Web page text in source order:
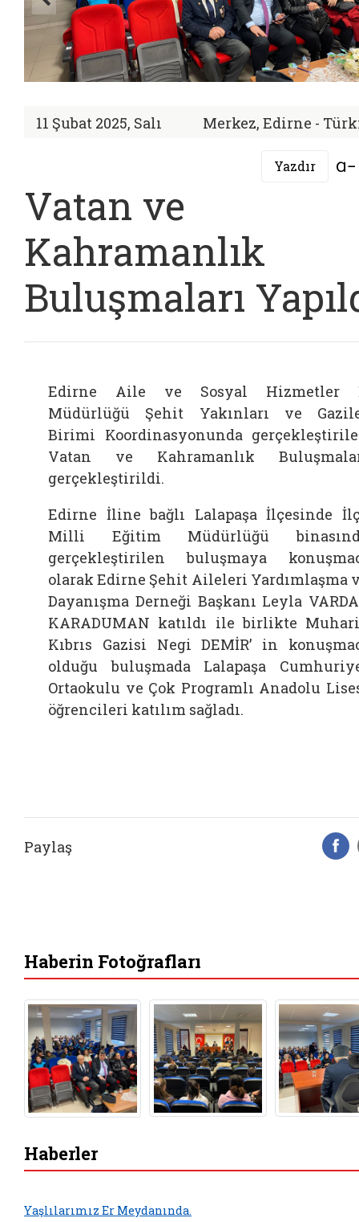
11 Şubat 2025, Salı Merkez, Edirne -
Yazdır
Vatan ve
Kahramanlık
Buluşmaları
Edirne Aile ve Sosyal Hizmetler
Müdürlüğü Şehit Yakınları ve
Birimi Koordinasyonunda
Vatan ve Kahramanlık
gerçekleştirildi.
Edirne İline bağlı Lalapaşa İlçesinde
Milli Eğitim Müdürlüğü
gerçekleştirilen buluşmaya
olarak Edirne Şehit Aileleri Yardımlaşma
Dayanışma Derneği Başkanı Leyla
KARADUMAN katıldı ile birlikte
Kıbrıs Gazisi Negi DEMİR’ in
olduğu buluşmada Lalapaşa
Ortaokulu ve Çok Programlı Anadolu
öğrencileri katılım sağladı.
Paylaş
Haberin Fotoğrafları
Haberler
Yaşlılarımız Er Meydanında.